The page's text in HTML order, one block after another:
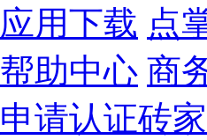
应用下载 点
帮助中心 商
申请认证砖家